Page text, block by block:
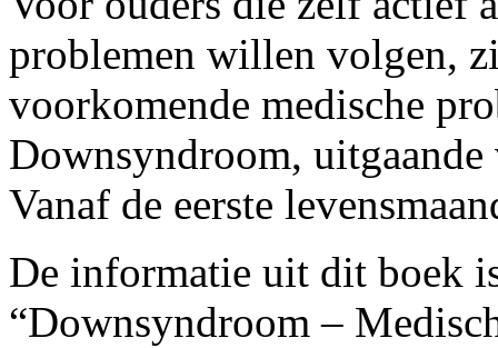
problemen willen volgen,
voorkomende medische
Downsyndroom,
Vanaf de eerste
De informatie uit dit boek
“Downsyndroom –